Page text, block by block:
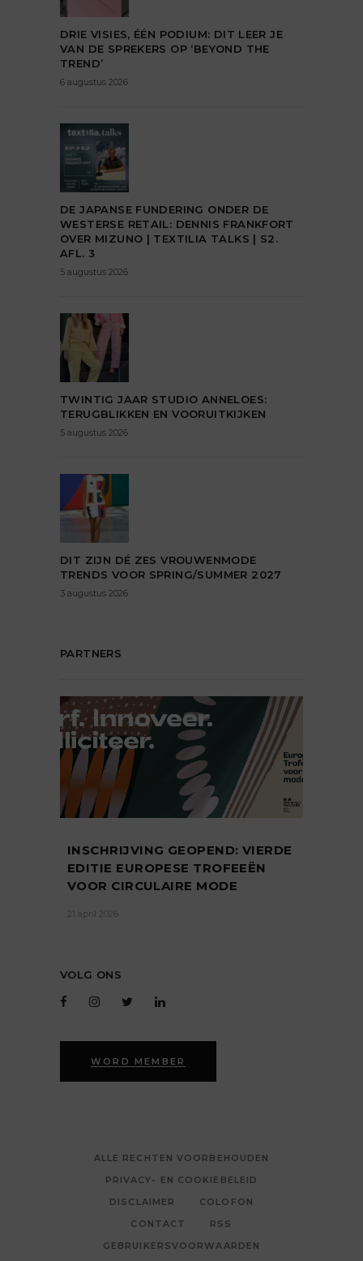
DRIE VISIES, ÉÉN PODIUM: DIT LEER JE
VAN DE SPREKERS OP ‘BEYOND THE
TREND’
6 augustus 2026
DE JAPANSE FUNDERING ONDER DE
WESTERSE RETAIL: DENNIS FRANKFORT
OVER MIZUNO | TEXTILIA TALKS | S2.
AFL. 3
5 augustus 2026
TWINTIG JAAR STUDIO ANNELOES:
TERUGBLIKKEN EN VOORUITKIJKEN
5 augustus 2026
DIT ZIJN DÉ ZES VROUWENMODE
TRENDS VOOR SPRING/SUMMER 2027
3 augustus 2026
PARTNERS
INSCHRIJVING GEOPEND: VIERDE
EDITIE EUROPESE TROFEEËN
VOOR CIRCULAIRE MODE
21 april 2026
VOLG ONS
WORD MEMBER
ALLE RECHTEN VOORBEHOUDEN
PRIVACY- EN COOKIEBELEID
DISCLAIMER
COLOFON
CONTACT
RSS
GEBRUIKERSVOORWAARDEN